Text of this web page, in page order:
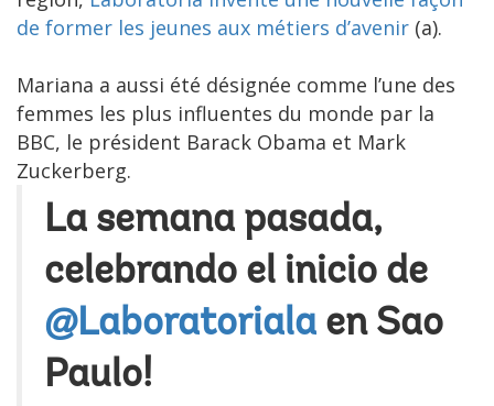
de former les jeunes aux métiers d’avenir (a).
Mariana a aussi été désignée comme l’une des
femmes les plus influentes du monde par la
BBC, le président Barack Obama et Mark
Zuckerberg.
La semana pasada,
celebrando el inicio de
@Laboratoriala en Sao
Paulo!